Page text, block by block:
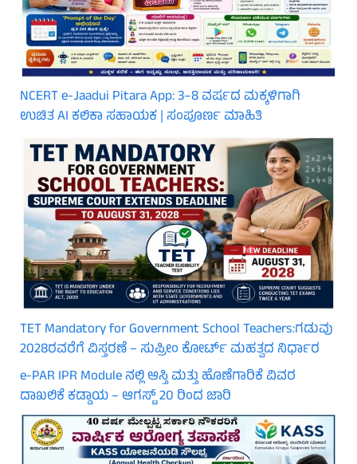
NCERT e-Jaadui Pitara App: 3–8 ವರ್ಷದ ಮಕ್ಕಳಿಗಾಗಿ
ಉಚಿತ AI ಕಲಿಕಾ ಸಹಾಯಕ | ಸಂಪೂರ್ಣ ಮಾಹಿತಿ
TET Mandatory for Government School Teachers:ಗಡುವು
2028ರವರೆಗೆ ವಿಸ್ತರಣೆ – ಸುಪ್ರೀಂ ಕೋರ್ಟ್ ಮಹತ್ವದ ನಿರ್ಧಾರ
e-PAR IPR Module ನಲ್ಲಿ ಆಸ್ತಿ ಮತ್ತು ಹೊಣೆಗಾರಿಕೆ ವಿವರ
ದಾಖಲಿಕೆ ಕಡ್ಡಾಯ – ಆಗಸ್ಟ್ 20 ರಿಂದ ಜಾರಿ